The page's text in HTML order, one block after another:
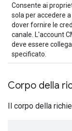
Consente ai
sola per accedere
dover fornire le
canale. L'account
deve essere
specificato.
Corpo della
Il corpo della